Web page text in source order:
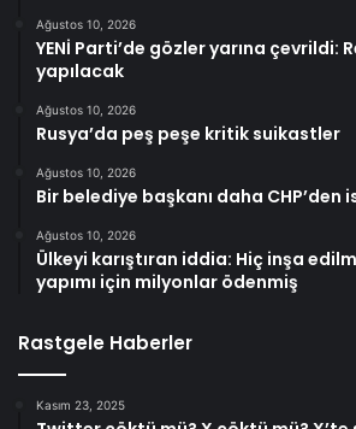
Ağustos 10, 2026
YENİ Parti’de gözler yarına çevrildi:
yapılacak
Ağustos 10, 2026
Rusya’da peş peşe kritik suikastler
Ağustos 10, 2026
Bir belediye başkanı daha
Ağustos 10, 2026
Ülkeyi karıştıran iddia: Hiç inşa
yapımı için milyonlar ödenmiş
Rastgele Haberler
Kasım 23, 2025